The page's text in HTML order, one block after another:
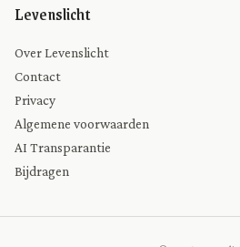
Levenslicht
Over Levenslicht
Contact
Privacy
Algemene voorwaarden
AI Transparantie
Bijdragen